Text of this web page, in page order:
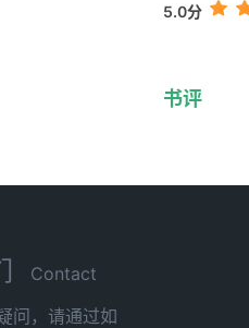
5.0分
书评
Contact
问，请通过如